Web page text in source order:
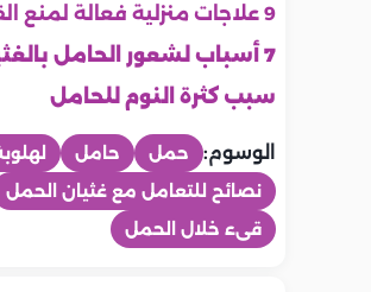
9 علاجات منزلية فعالة لمنع القيء
7 أسباب لشعور الحامل بالغثيان صباحًا
سبب كثرة النوم للحامل
الوسوم: حمل حامل
نصائح للتعامل مع غثيان الحمل
قىء خلال الحمل